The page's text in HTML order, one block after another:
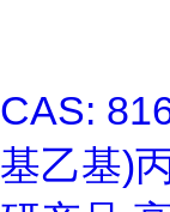
CAS:
基乙基)